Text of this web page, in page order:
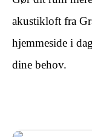
akustikloft fra
hjemmeside i
dine behov.